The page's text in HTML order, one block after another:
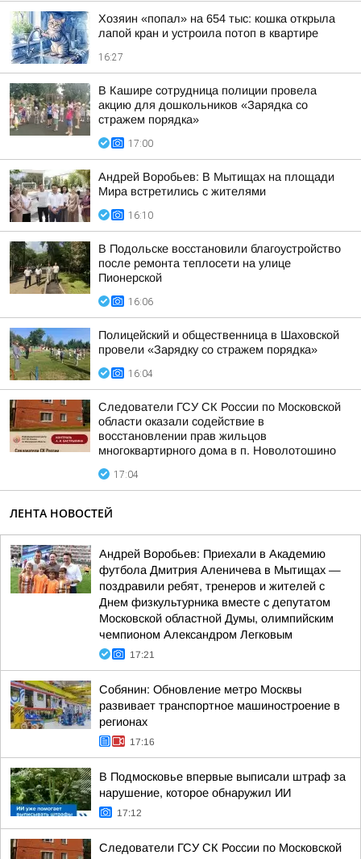
Хозяин «попал» на 654 тыс: кошка открыла
лапой кран и устроила потоп в квартире
16:27
В Кашире сотрудница полиции провела
акцию для дошкольников «Зарядка со
стражем порядка»
17:00
Андрей Воробьев: В Мытищах на площади
Мира встретились с жителями
16:10
В Подольске восстановили благоустройство
после ремонта теплосети на улице
Пионерской
16:06
Полицейский и общественница в Шаховской
провели «Зарядку со стражем порядка»
16:04
Следователи ГСУ СК России по Московской
области оказали содействие в
восстановлении прав жильцов
многоквартирного дома в п. Новолотошино
17:04
ЛЕНТА НОВОСТЕЙ
Андрей Воробьев: Приехали в Академию
футбола Дмитрия Аленичева в Мытищах —
поздравили ребят, тренеров и жителей с
Днем физкультурника вместе с депутатом
Московской областной Думы, олимпийским
чемпионом Александром Легковым
17:21
Собянин: Обновление метро Москвы
развивает транспортное машиностроение в
регионах
17:16
В Подмосковье впервые выписали штраф за
нарушение, которое обнаружил ИИ
17:12
Следователи ГСУ СК России по Московской